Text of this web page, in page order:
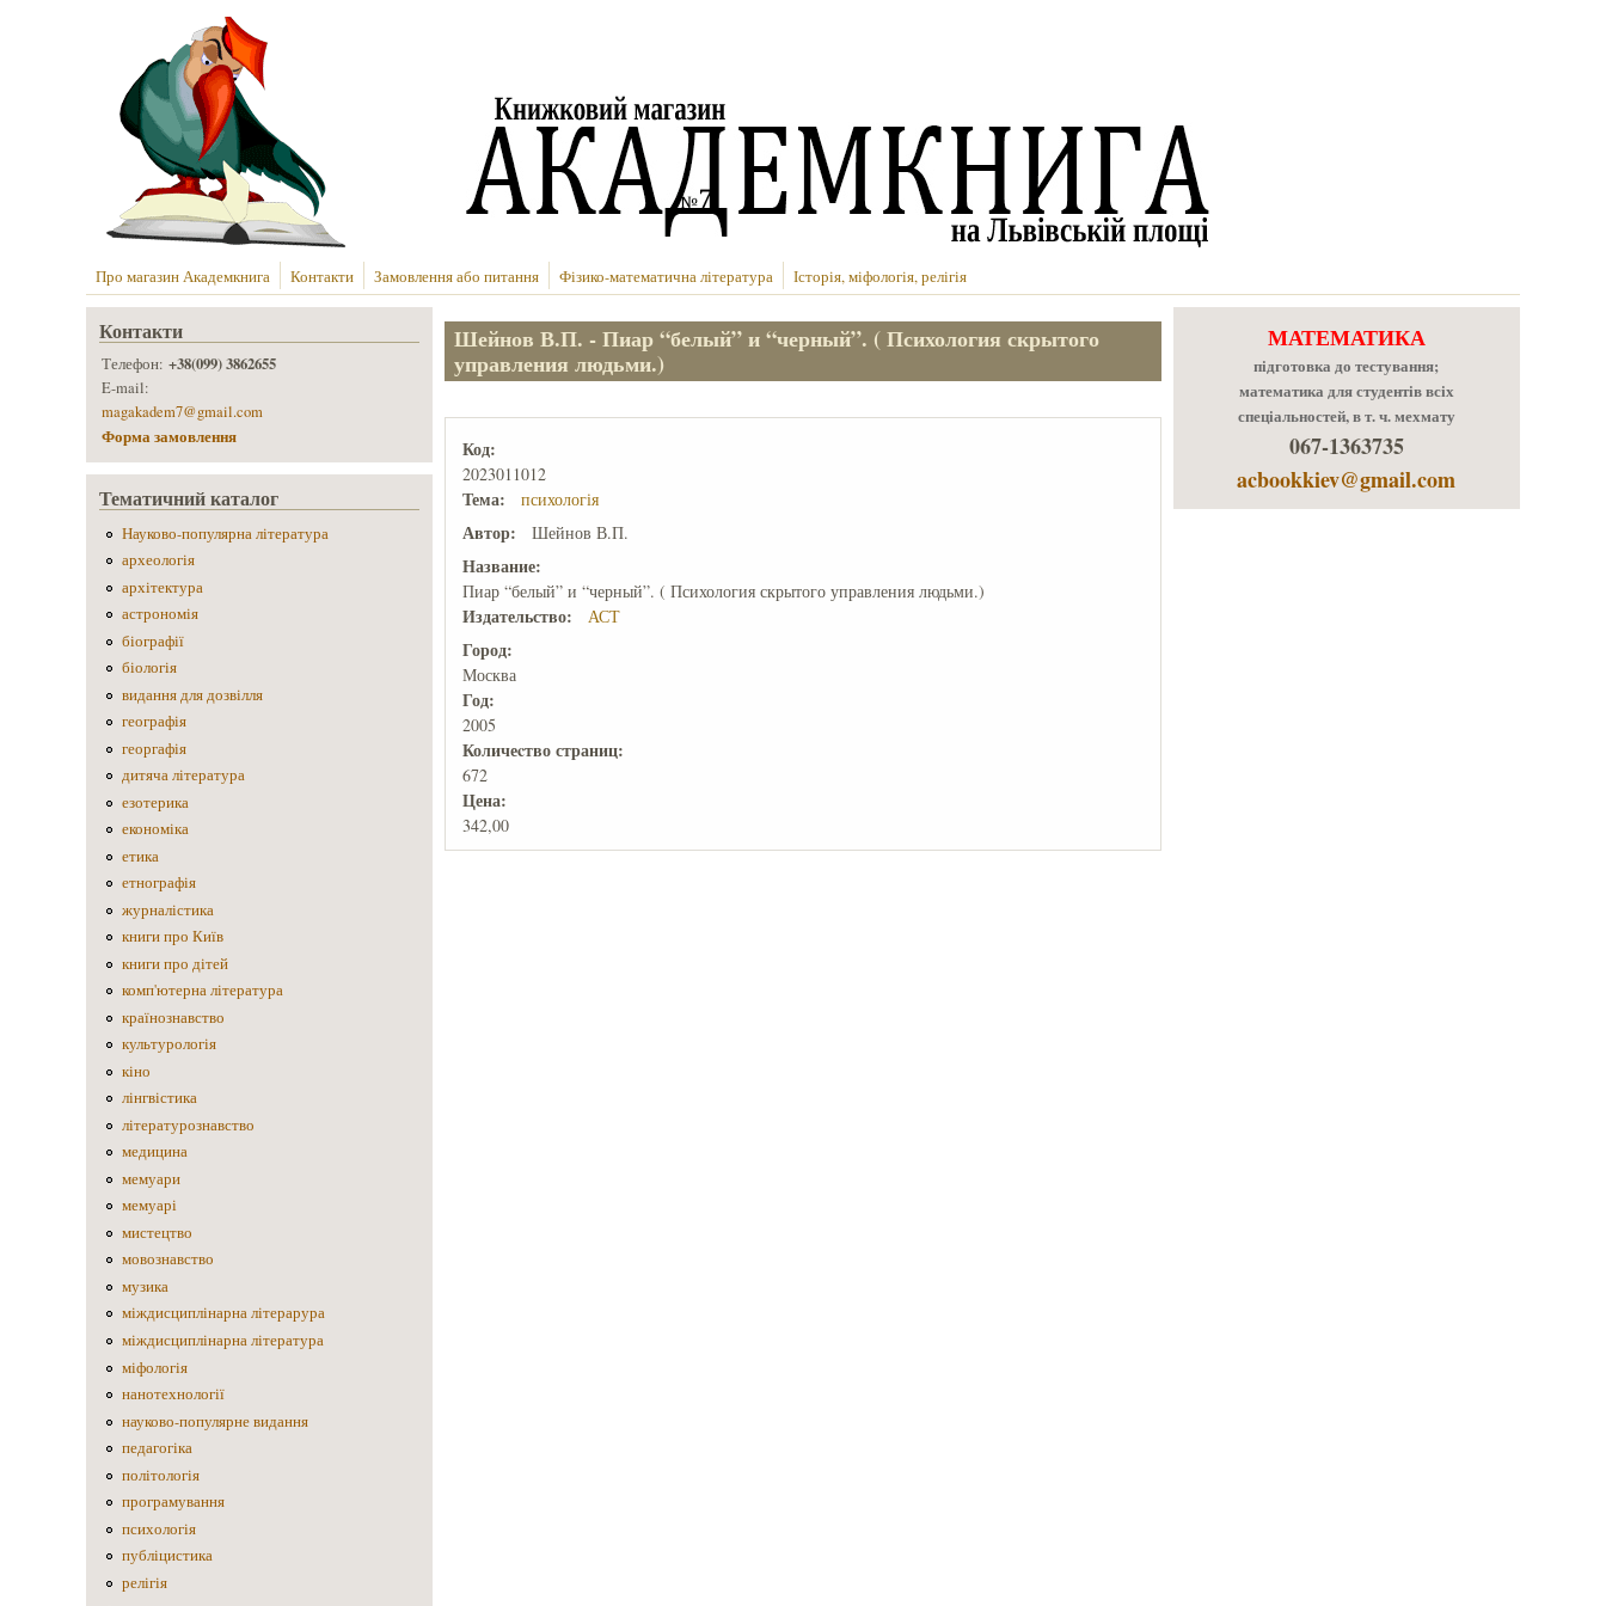
Про магазин Академкнига Контакти Замовлення або питання Фізико-математична література Історія, міфологія, релігія
Шейнов В.П. - Пиар “белый” и “черный”. ( Психология скрытого
управления людьми.)
Код:
2023011012
Тема: психологія
Автор: Шейнов В.П.
Название:
Пиар “белый” и “черный”. ( Психология скрытого управления людьми.)
Издательство: АСТ
Город:
Москва
Год:
2005
Количеcтво страниц:
672
Цена:
342,00
Контакти
Телефон:+38(099) 3862655
E-mail:
magakadem7@gmail.com
Форма замовлення
Тематичний каталог
Науково-популярна література
археологія
архітектура
астрономія
біографії
біологія
видання для дозвілля
географія
георгафія
дитяча література
езотерика
економіка
етика
етнографія
журналістика
книги про Київ
книги про дітей
комп'ютерна література
країнознавство
культурологія
кіно
лінгвістика
літературознавство
медицина
мемуари
мемуарі
мистецтво
мовознавство
музика
міждисциплінарна літерарура
міждисциплінарна література
міфологія
нанотехнології
науково-популярне видання
педагогіка
політологія
програмування
психологія
публіцистика
релігія
МАТЕМАТИКА
підготовка до тестування;
математика для студентів всіх
спеціальностей, в т. ч. мехмату
067-1363735
acbookkiev@gmail.com